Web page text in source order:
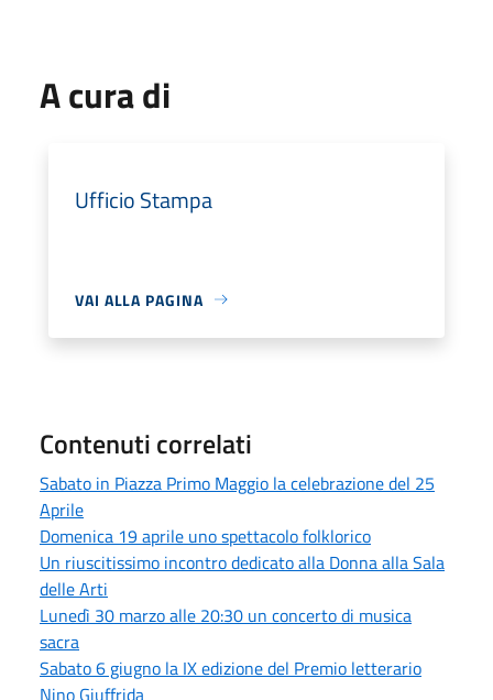
A cura di
Ufficio Stampa
VAI ALLA PAGINA
Contenuti correlati
Sabato in Piazza Primo Maggio la celebrazione del 25
Aprile
Domenica 19 aprile uno spettacolo folklorico
Un riuscitissimo incontro dedicato alla Donna alla Sala
delle Arti
Lunedì 30 marzo alle 20:30 un concerto di musica
sacra
Sabato 6 giugno la IX edizione del Premio letterario
Nino Giuffrida